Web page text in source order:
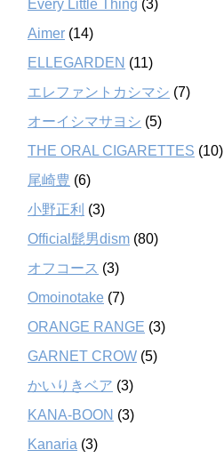
Every Little Thing (3)
Aimer (14)
ELLEGARDEN (11)
エレファントカシマシ (7)
オーイシマサヨシ (5)
THE ORAL CIGARETTES (10)
尾崎豊 (6)
小野正利 (3)
Official髭男dism (80)
オフコース (3)
Omoinotake (7)
ORANGE RANGE (3)
GARNET CROW (5)
かいりきベア (3)
KANA-BOON (3)
Kanaria (3)